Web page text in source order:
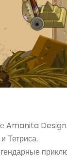
Design.
Тетриса.